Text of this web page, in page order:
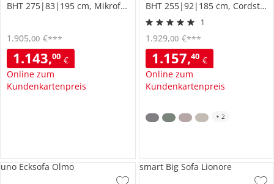
BHT 275|83|195 cm, Mikrofaser in Leder-Optik
1.143,00 €
Online zum
Kundenkartenpreis
1.905,00 €***
BHT 255|92|185 cm, Cordstoff
1
1.157,40 €
Online zum
Kundenkartenpreis
1.929,00 €***
+ 2
uno Ecksofa Olmo smart Big Sofa Lionore